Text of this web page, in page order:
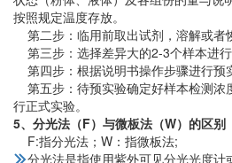
按照规定温度存放。
第二步：临用前取出试剂，溶解或者
第三步：选择差异大的2-3个样本进行
第四步：根据说明书操作步骤进行预
第五步：待预实验确定好样本检测浓
行正式实验。
5、分光法（F）与微板法（W）的区别
F:指分光法；W：指微板法;
分光法是指使用紫外可见分光光度计